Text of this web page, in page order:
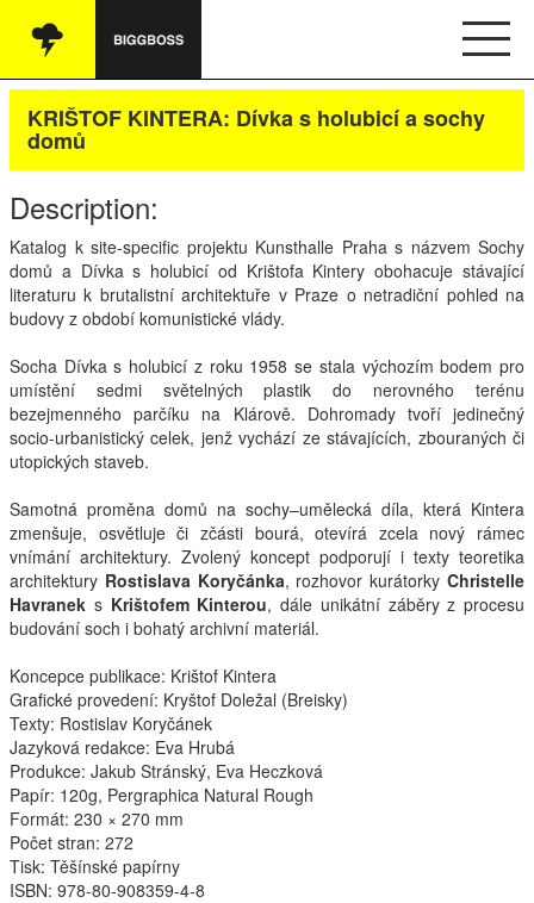
Vše
Audio
Oblečení
Knihy
Ostatní
Česky
Obchodní podmínky
Kontakt
Interpreti
KRIŠTOF KINTERA: Dívka s holubicí a sochy
domů
Description:
Katalog k site-specific projektu Kunsthalle Praha s názvem Sochy
domů a Dívka s holubicí od Krištofa Kintery obohacuje stávající
literaturu k brutalistní architektuře v Praze o netradiční pohled na
budovy z období komunistické vlády.
Socha Dívka s holubicí z roku 1958 se stala výchozím bodem pro
umístění sedmi světelných plastik do nerovného terénu
bezejmenného parčíku na Klárově. Dohromady tvoří jedinečný
socio-urbanistický celek, jenž vychází ze stávajících, zbouraných či
utopických staveb.
Samotná proměna domů na sochy–umělecká díla, která Kintera
zmenšuje, osvětluje či zčásti bourá, otevírá zcela nový rámec
vnímání architektury. Zvolený koncept podporují i texty teoretika
architektury Rostislava Koryčánka, rozhovor kurátorkyChristelle
Havranek s Krištofem Kinterou, dále unikátní záběry z procesu
budování soch i bohatý archivní materiál.
Koncepce publikace: Krištof Kintera
Grafické provedení: Kryštof Doležal (Breisky)
Texty: Rostislav Koryčánek
Jazyková redakce: Eva Hrubá
Produkce: Jakub Stránský, Eva Heczková
Papír: 120g, Pergraphica Natural Rough
Formát: 230 × 270 mm
Počet stran: 272
Tisk: Těšínské papírny
ISBN: 978-80-908359-4-8